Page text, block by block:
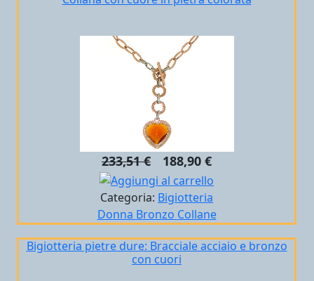
233,51 € 188,90 €
Categoria: Bigiotteria
Donna Bronzo Collane
Bigiotteria pietre dure: Bracciale acciaio e bronzo
con cuori